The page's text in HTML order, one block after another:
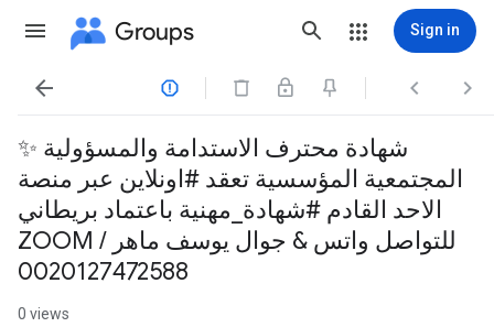
Groups Sign in
   
✨ شهادة محترف الاستدامة والمسؤولية
المجتمعية المؤسسية تعقد #اونلاين عبر منصة
الاحد القادم #شهادة_مهنية باعتماد بريطاني
ZOOM للتواصل واتس & جوال يوسف ماهر /
0020127472588
0 views